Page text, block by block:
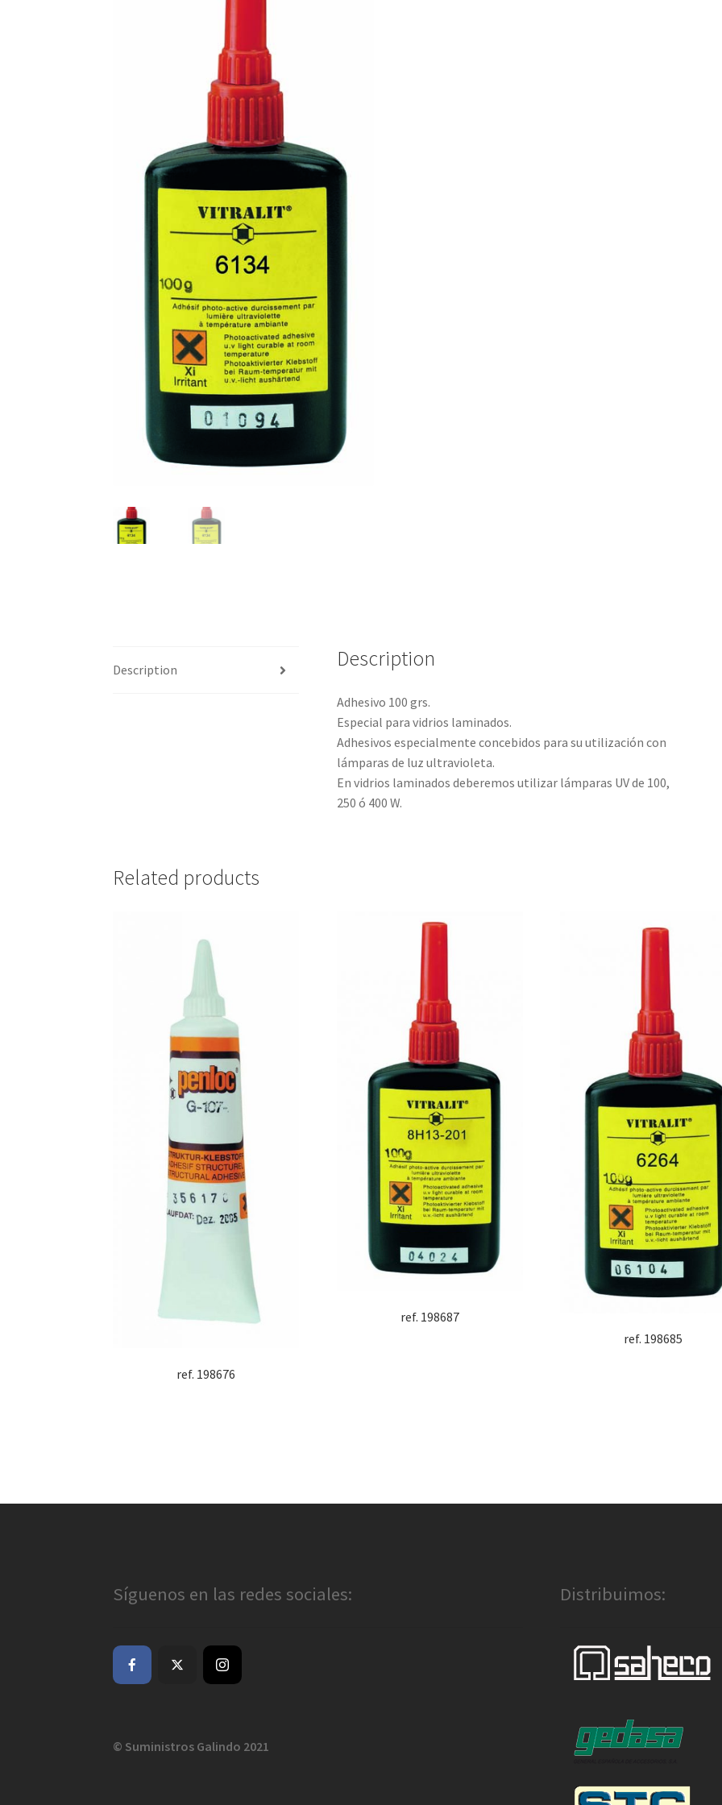
Description Description
Adhesivo 100 grs.
Especial para vidrios laminados.
Adhesivos especialmente concebidos para su utilización con
lámparas de luz ultravioleta.
En vidrios laminados deberemos utilizar lámparas UV de 100,
250 ó 400 W.
Related products
ref. 198676
ref. 198687
ref. 198685
Síguenos en las redes sociales:
© Suministros Galindo 2021
Distribuimos: